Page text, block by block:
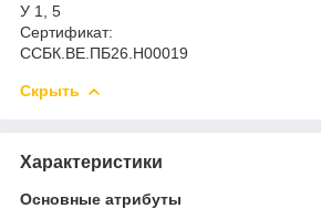
У 1, 5
Сертификат:
ССБК.ВЕ.ПБ26.Н00019
Скрыть
Характеристики
Основные атрибуты